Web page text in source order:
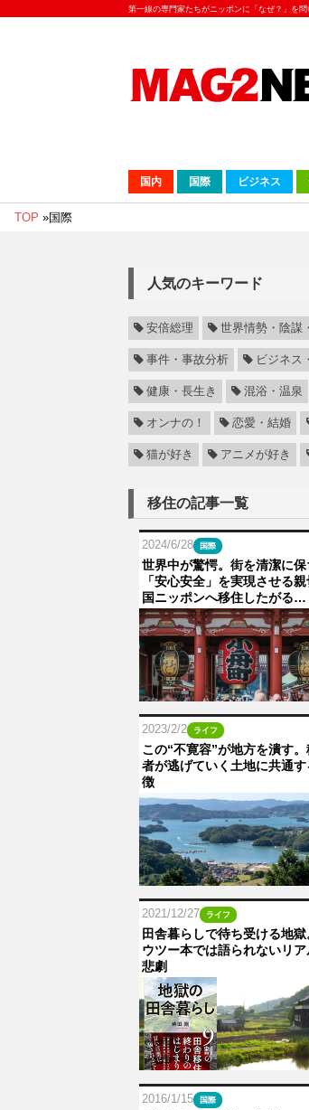
第一線の専門家たちがニッポンに「なぜ？」を問
国内 国際 ビジネス
TOP »国際
人気のキーワード
安倍総理 世界情勢・陰謀
事件・事故分析 ビジネス
健康・長生き 混浴・温泉
オンナの！ 恋愛・結婚
猫が好き アニメが好き
移住の記事一覧
2024/6/28 国際
世界中が驚愕。街を清潔に保
「安心安全」を実現させる
国ニッポンへ移住したがる…
2023/2/2 ライフ
この“不寛容”が地方を潰す
者が逃げていく土地に共通す
徴
2021/12/27 ライフ
田舎暮らしで待ち受ける地
ウツー本では語られないリ
悲劇
2016/1/15 国際